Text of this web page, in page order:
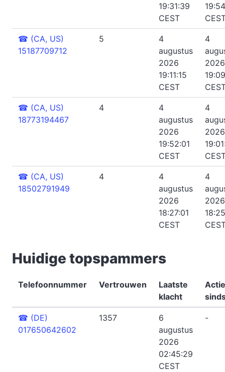
19:31:39
CEST
☎ (CA, US)
15187709712
5
4
augustus
2026
19:11:15
CEST
4
2026
☎ (CA, US)
18773194467
4
4
augustus
2026
19:52:01
CEST
4
2026
☎ (CA, US)
18502791949
4
4
augustus
2026
18:27:01
CEST
4
2026
Huidige topspammers
Telefoonnummer Vertrouwen
Laatste
klacht
☎ (DE)
017650642602
1357
6
augustus
2026
02:45:29
CEST
-